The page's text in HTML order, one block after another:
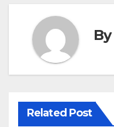
By
Related Post